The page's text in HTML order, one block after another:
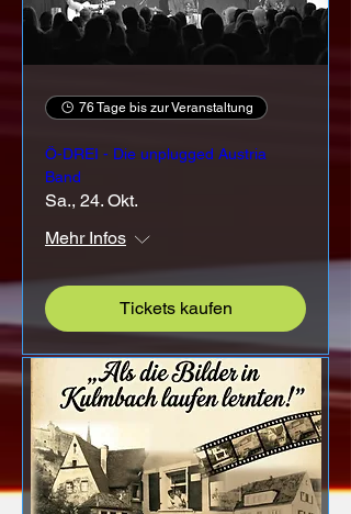
76 Tage bis zur Veranstaltung
Ö-DREI - Die unplugged Austria
Band
Sa., 24. Okt.
Mehr Infos
Tickets kaufen